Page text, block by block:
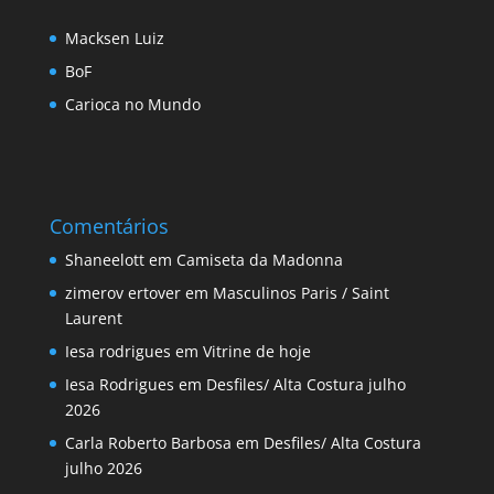
Macksen Luiz
BoF
Carioca no Mundo
Comentários
Shaneelottem Camiseta da Madonna
zimerov ertoverem Masculinos Paris / Saint
Laurent
Iesa rodrigues em Vitrine de hoje
Iesa Rodrigues em Desfiles/ Alta Costura julho
2026
Carla Roberto Barbosa em Desfiles/ Alta Costura
julho 2026